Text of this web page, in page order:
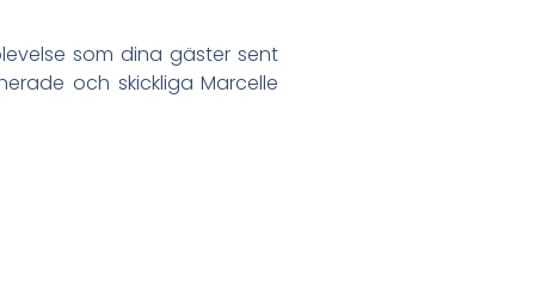
som dina gäster sent
och skickliga Marcelle